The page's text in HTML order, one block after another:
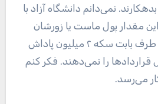
نمی‌دانم دانشگاه آزاد با
مقدار پول ماست یا زورشان
فقط به ما می‌رسد. آن طرف بابت سکه ۲ میلیون پاداش
را نمی‌دهند. فکر کنم
می‌رسد.